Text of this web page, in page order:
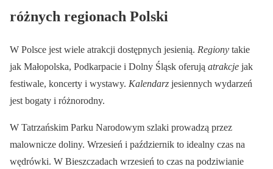
różnych regionach Polski
W Polsce jest wiele atrakcji dostępnych jesienią. Regiony takie
jak Małopolska, Podkarpacie i Dolny Śląsk oferują atrakcje jak
festiwale, koncerty i wystawy. Kalendarz jesiennych wydarzeń
jest bogaty i różnorodny.
W Tatrzańskim Parku Narodowym szlaki prowadzą przez
malownicze doliny. Wrzesień i październik to idealny czas na
wędrówki. W Bieszczadach wrzesień to czas na podziwianie